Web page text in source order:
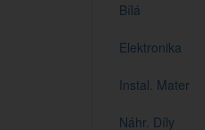
Bílá
Elektronika
Instal. Mater
Náhr. Díly